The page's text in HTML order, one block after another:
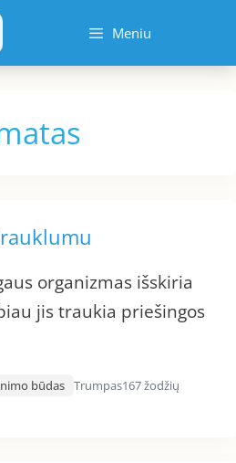
Meniu
organizmas išskiria
jis traukia priešingos
būdas Trumpas167 žodžių